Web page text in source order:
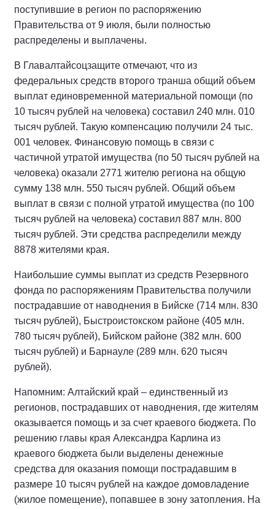
поступившие в регион по распоряжению
Правительства от 9 июля, были полностью
распределены и выплачены.
В Главалтайсоцзащите отмечают, что из
федеральных средств второго транша общий объем
выплат единовременной материальной помощи (по
10 тысяч рублей на человека) составил 240 млн. 010
тысяч рублей. Такую компенсацию получили 24 тыс.
001 человек. Финансовую помощь в связи с
частичной утратой имущества (по 50 тысяч рублей на
человека) оказали 2771 жителю региона на общую
сумму 138 млн. 550 тысяч рублей. Общий объем
выплат в связи с полной утратой имущества (по 100
тысяч рублей на человека) составил 887 млн. 800
тысяч рублей. Эти средства распределили между
8878 жителями края.
Наибольшие суммы выплат из средств Резервного
фонда по распоряжениям Правительства получили
пострадавшие от наводнения в Бийске (714 млн. 830
тысяч рублей), Быстроистокском районе (405 млн.
780 тысяч рублей), Бийском районе (382 млн. 600
тысяч рублей) и Барнауле (289 млн. 620 тысяч
рублей).
Напомним: Алтайский край – единственный из
регионов, пострадавших от наводнения, где жителям
оказывается помощь и за счет краевого бюджета. По
решению главы края Александра Карлина из
краевого бюджета были выделены денежные
средства для оказания помощи пострадавшим в
размере 10 тысяч рублей на каждое домовладение
(жилое помещение), попавшее в зону затопления. На